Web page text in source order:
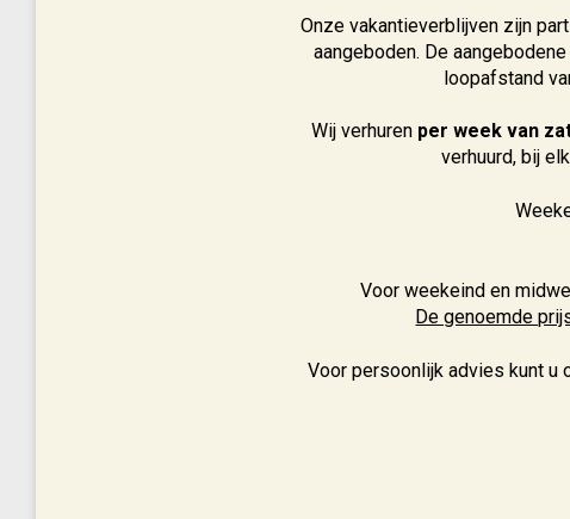
Onze vakantieverblijven zijn
aangeboden. De
loopafstand
Wij verhuren per week van
verhuurd, bij
Voor weekeind en
De genoemde
Voor persoonlijk advies kunt